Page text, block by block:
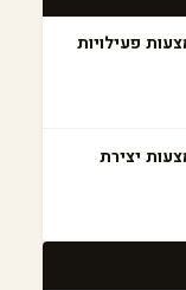
פעילויות
יצירת